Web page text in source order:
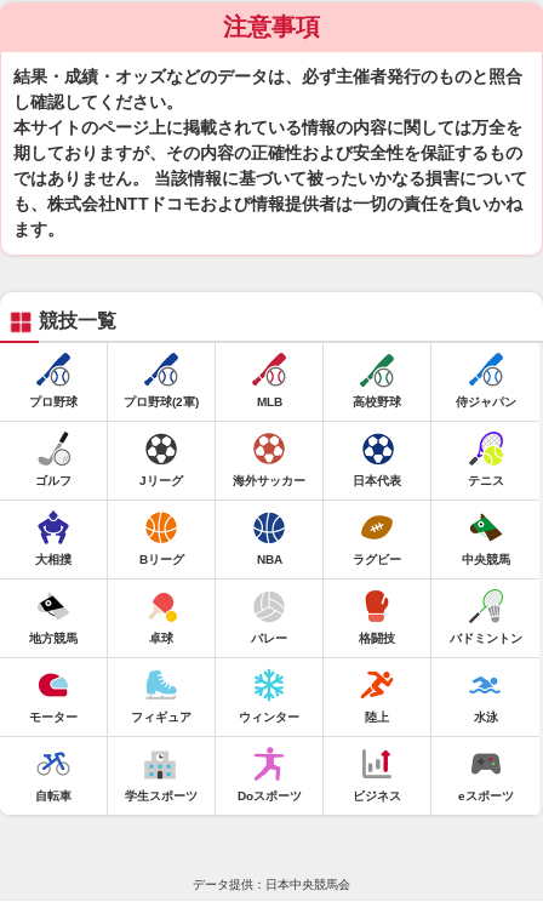
注意事項
結果・成績・オッズなどのデータは、必ず主催者発行のものと照合
し確認してください。
本サイトのページ上に掲載されている情報の内容に関しては万全を
期しておりますが、その内容の正確性および安全性を保証するもの
ではありません。 当該情報に基づいて被ったいかなる損害について
も、株式会社NTTドコモおよび情報提供者は一切の責任を負いかね
ます。
競技一覧
プロ野球 プロ野球(2軍) MLB 高校野球 侍ジャパン
ゴルフ Jリーグ 海外サッカー 日本代表 テニス
大相撲 Bリーグ NBA ラグビー 中央競馬
地方競馬 卓球 バレー 格闘技 バドミントン
モーター フィギュア ウィンター 陸上 水泳
自転車 学生スポーツ Doスポーツ ビジネス eスポーツ
データ提供：日本中央競馬会